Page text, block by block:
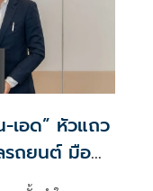
เอด” หัวแถว
นต์ มือ